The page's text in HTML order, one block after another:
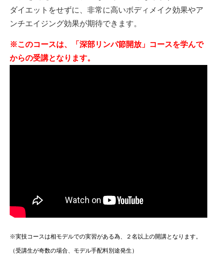
ダイエットをせずに、非常に高いボディメイク効果やア
ンチエイジング効果が期待できます。
※このコースは、「深部リンパ節開放」コースを学んで
からの受講となります。
※実技コースは相モデルでの実習がある為、２名以上の開講となります。
（受講生が奇数の場合、モデル手配料別途発生）